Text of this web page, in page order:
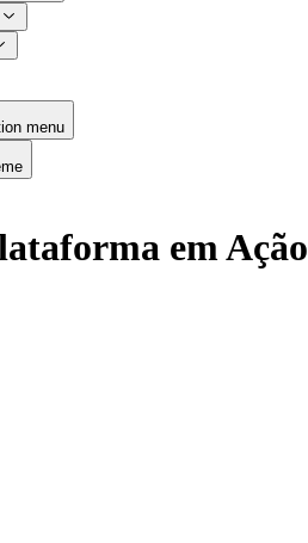
menu
em Ação